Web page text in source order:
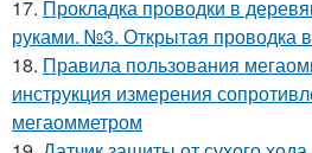
17. Прокладка проводки в
руками. №3. Открытая проводка
18. Правила пользования
инструкция измерения
мегаомметром